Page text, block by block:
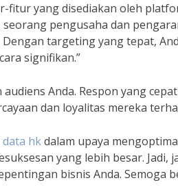
yang disediakan oleh
pengusaha dan
targeting yang tepat,
signifikan.”
Anda. Respon yang
dan loyalitas mereka
data hkdalam upaya
yang lebih besar. Jadi,
bisnis Anda. Semoga